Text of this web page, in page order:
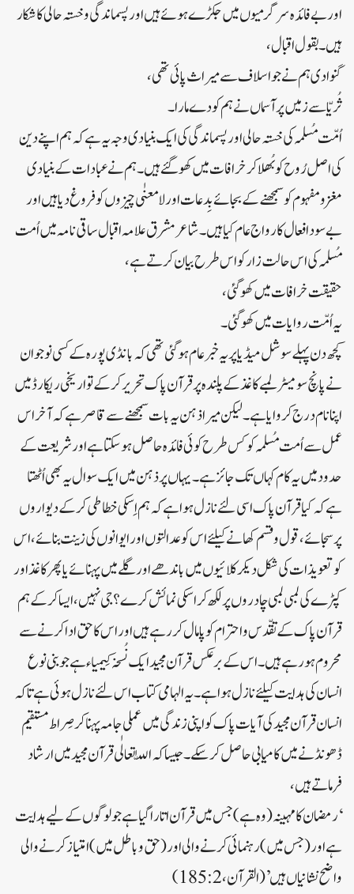
اور بے فائدہ سرگرمیوں میں جکڑے ہوئے ہیں اور پسماندگی و خستہ حالی کا شکار
ہیں۔ بقول اقبال،
گنوا دی ہم نے جو اسلاف سے میراث پائی تھی،
ثُریّا سے زمیں پر آسماں نے ہم کو دے مارا۔
اُمّت مُسلمہ کی خستہ حالی اور پسماندگی کی ایک بنیادی وجہ یہ ہے کہ ہم اپنے دین
کی اصل رُوح کو بُھلا کر خرافات میں کھو گئے ہیں۔ ہم نے عبادات کے بنیادی
مغز و مفہوم کو سمجھنے کے بجائے بِدعات اور لا معنٰی چیزوں کو فروغ دیا ہیں اور
بے سود افعال کا رواج عام کیا ہیں۔ شاعر مشرق علامہ اقبال ساقی نامہ میں اُمت
مُسلمہ کی اس حالت زار کو اس طرح بیان کرتے ہے،
حقیقت خرافات میں کھو گئی،
یہ اُمّت روایات میں کھو گئی۔
کچھ دن پہلے سوشل میڈیا پر یہ خبر عام ہوگئی تھی کہ بانڈی پورہ کے کسی نوجوان
نے پانچ سو میٹر لمبے کاغذ کے پلندہ پر قرآن پاک تحریر کرکے تواریخی ریکارڈ میں
اپنا نام درج کروایا ہے۔ لیکن میرا ذہن یہ بات سمجھنے سے قاصر ہے کہ آخر اس
عمل سے اُمت مُسلمہ کو کس طرح کوئی فائدہ حاصل ہوسکتا ہے اور شریعت کے
حدود میں یہ کام کہاں تک جائز ہے۔ یہاں پر ذہن میں ایک سوال یہ بھی اُٹھتا
ہے کہ کیا قرآن پاک اسی لئے نازل ہوا ہے کہ ہم اِسکی خطاطی کرکے دیواروں
پر سجائے، قول و قسم کھانے کیلئے اس کو عدالتوں اور ایوانوں کی زینت بنائے، اس
کو تعویذات کی شکل دیکر کلائیوں میں باندھے اور گلے میں پہنائے یا پھر کاغذ اور
کپڑے کی لمبی لمبی چادروں پر لکھ کر اسکی نمائش کرے؟ جی نہیں، ایسا کرکے ہم
قرآن پاک کے تقّدس و احترام کو پامال کر رہے ہیں اور اس کا حق ادا کرنے سے
محروم ہو رہے ہیں۔ اس کے برعکس قرآن مجید ایک نُسخہ کِیمیاء ہے جو بنی نوع
انسان کی ہدایت کیلئے نازل ہوا ہے۔ یہ الہامی کتاب اس لئے نازل ہوئی ہے تاکہ
انسان قرآن مجید کی آیات پاک کو اپنی زندگی میں عملی جامہ پہنا کر صِراط مستقیم
ڈھونڈنے میں کامیابی حاصل کرسکے۔ جیسا کہ اللّٰہ تعالٰی قرآن مجید میں ارشاد
فرماتے ہیں،
‘رمضان کا مہینہ (وہ ہے) جس میں قرآن اتارا گیا ہے جو لوگوں کے لیے ہدایت
ہے اور (جس میں) رہنمائی کرنے والی اور (حق و باطل میں) امتیاز کرنے والی
واضح نشانیاں ہیں’ (القرآن، 2: 185)